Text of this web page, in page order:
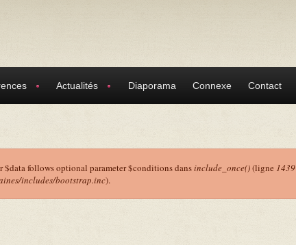
Actualités Diaporama Connexe Contact
$data follows optional parameter $conditions dansinclude_once()(ligne 1439
includes/bootstrap.inc).